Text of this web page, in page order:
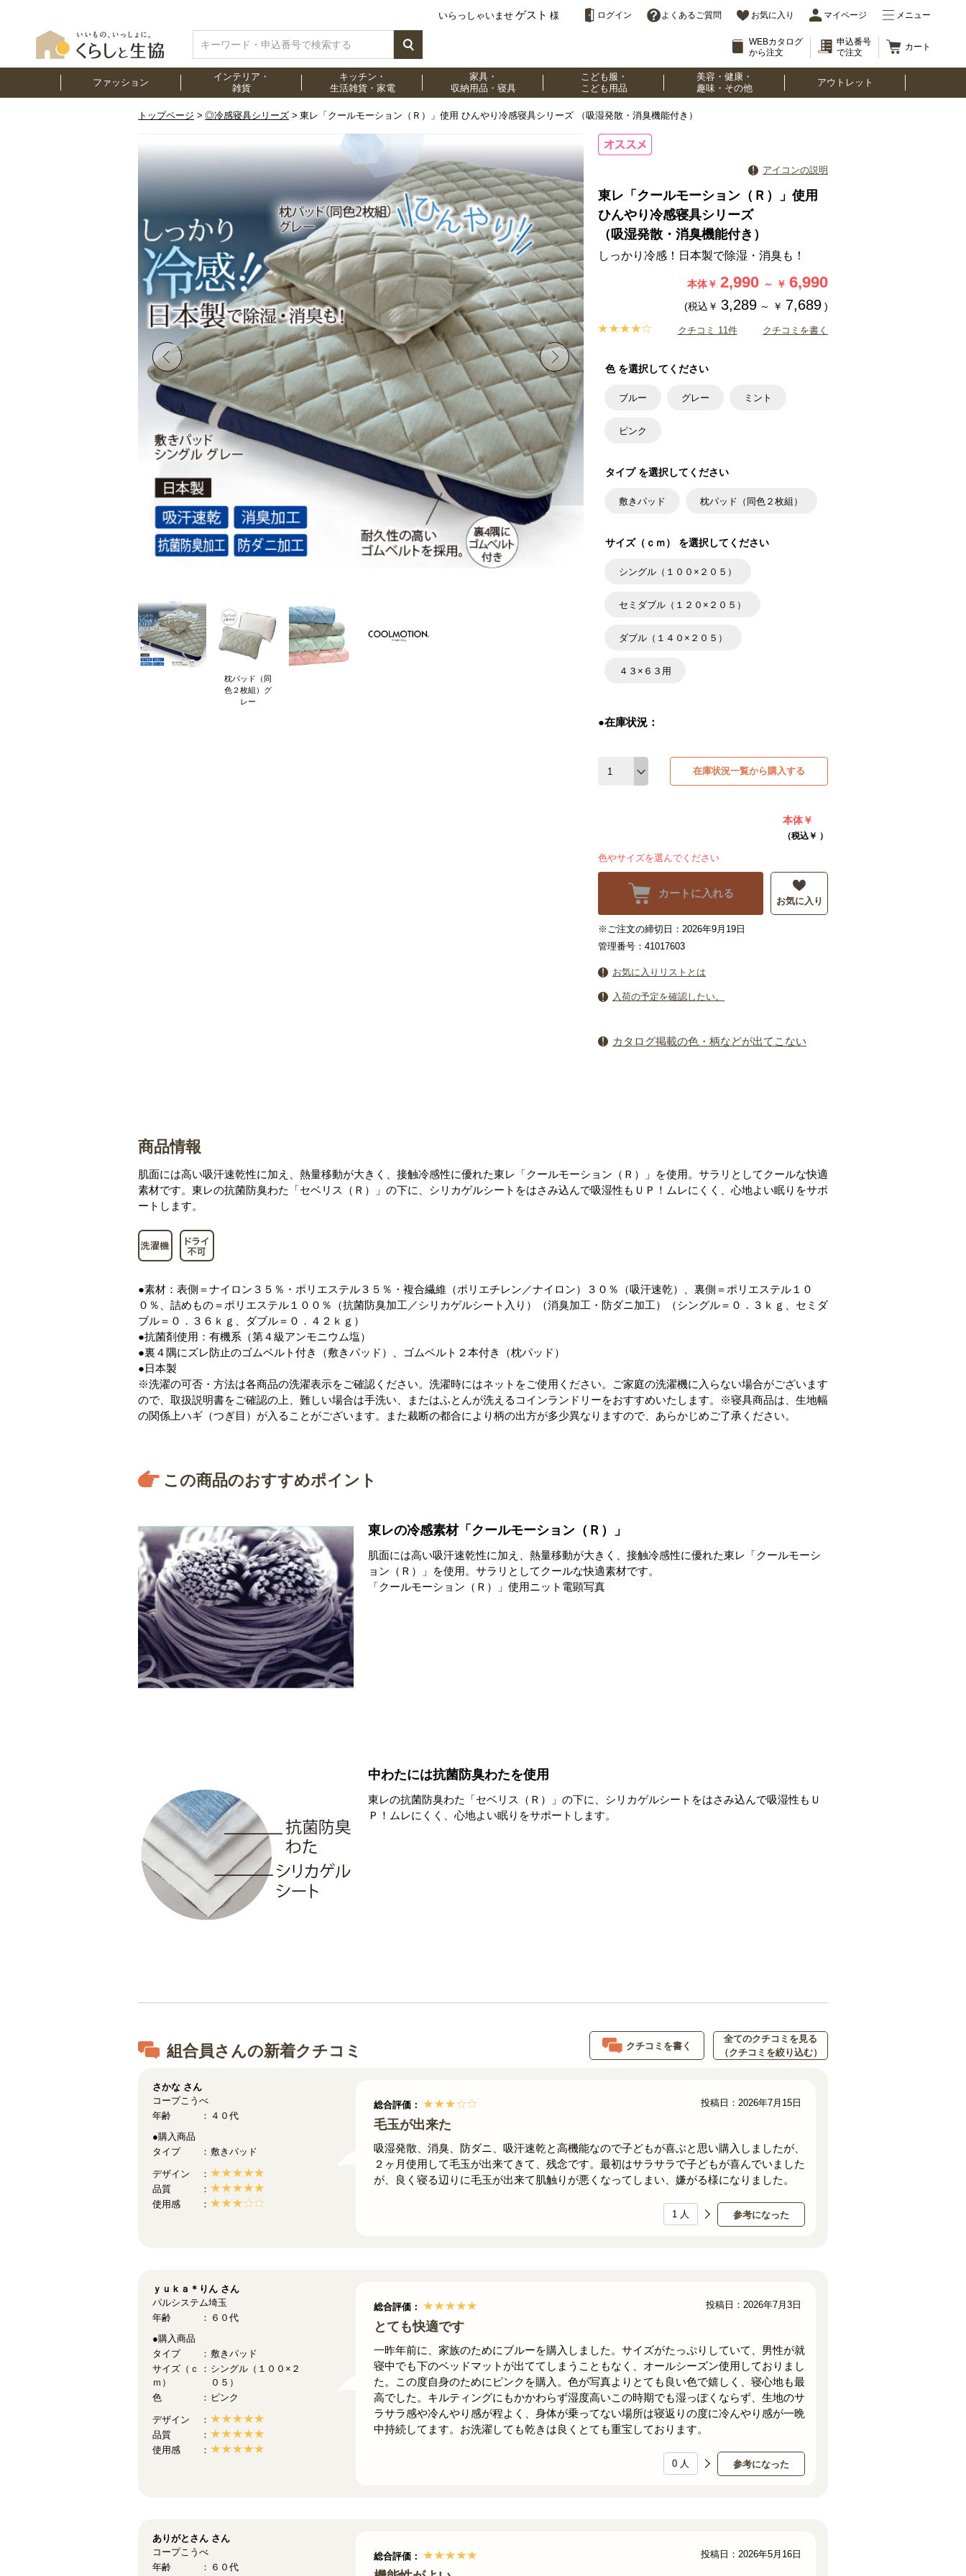
いらっしゃいませ ゲスト 様 ログイン よくあるご質問 お気に入り マイページ メニュー
WEBカタログ
から注文
申込番号
で注文
カート
ファッション
インテリア・
雑貨
キッチン・
生活雑貨・家電
家具・
収納用品・寝具
こども服・
こども用品
美容・健康・
趣味・その他
アウトレット
トップページ ◎冷感寝具シリーズ 東レ「クールモーション（Ｒ）」使用 ひんやり冷感寝具シリーズ （吸湿発散・消臭機能付き）
枕パッド（同
色２枚組）グ
レー
アイコンの説明
東レ「クールモーション（Ｒ）」使用
ひんやり冷感寝具シリーズ
（吸湿発散・消臭機能付き）
しっかり冷感！日本製で除湿・消臭も！
本体￥ 2,990 ～ ￥ 6,990
(税込￥ 3,289 ～ ￥ 7,689 )
クチコミ 11件 クチコミを書く
色 を選択してください
ブルー グレー ミント
ピンク
タイプ を選択してください
敷きパッド 枕パッド（同色２枚組）
サイズ（ｃｍ） を選択してください
シングル（１００×２０５）
セミダブル（１２０×２０５）
ダブル（１４０×２０５）
４３×６３用
●在庫状況：
在庫状況一覧から購入する
本体￥
（税込￥ ）
色やサイズを選んでください
カートに入れる
お気に入り
※ご注文の締切日：2026年9月19日
管理番号：41017603
お気に入りリストとは
入荷の予定を確認したい。
カタログ掲載の色・柄などが出てこない
商品情報
肌面には高い吸汗速乾性に加え、熱量移動が大きく、接触冷感性に優れた東レ「クールモーション（Ｒ）」を使用。サラリとしてクールな快適
素材です。東レの抗菌防臭わた「セベリス（Ｒ）」の下に、シリカゲルシートをはさみ込んで吸湿性もＵＰ！ムレにくく、心地よい眠りをサポ
ートします。
●素材：表側＝ナイロン３５％・ポリエステル３５％・複合繊維（ポリエチレン／ナイロン）３０％（吸汗速乾）、裏側＝ポリエステル１０
０％、詰めもの＝ポリエステル１００％（抗菌防臭加工／シリカゲルシート入り）（消臭加工・防ダニ加工）（シングル＝０．３ｋｇ、セミダ
ブル＝０．３６ｋｇ、ダブル＝０．４２ｋｇ）
●抗菌剤使用：有機系（第４級アンモニウム塩）
●裏４隅にズレ防止のゴムベルト付き（敷きパッド）、ゴムベルト２本付き（枕パッド）
●日本製
※洗濯の可否・方法は各商品の洗濯表示をご確認ください。洗濯時にはネットをご使用ください。ご家庭の洗濯機に入らない場合がございます
ので、取扱説明書をご確認の上、難しい場合は手洗い、またはふとんが洗えるコインランドリーをおすすめいたします。※寝具商品は、生地幅
の関係上ハギ（つぎ目）が入ることがございます。また裁断の都合により柄の出方が多少異なりますので、あらかじめご了承ください。
この商品のおすすめポイント
東レの冷感素材「クールモーション（Ｒ）」
肌面には高い吸汗速乾性に加え、熱量移動が大きく、接触冷感性に優れた東レ「クールモーシ
ョン（Ｒ）」を使用。サラリとしてクールな快適素材です。
「クールモーション（Ｒ）」使用ニット電顕写真
中わたには抗菌防臭わたを使用
東レの抗菌防臭わた「セベリス（Ｒ）」の下に、シリカゲルシートをはさみ込んで吸湿性もＵ
Ｐ！ムレにくく、心地よい眠りをサポートします。
組合員さんの新着クチコミ クチコミを書く
全てのクチコミを見る
（クチコミを絞り込む）
総合評価：
毛玉が出来た
吸湿発散、消臭、防ダニ、吸汗速乾と高機能なので子どもが喜ぶと思い購入しましたが、
２ヶ月使用して毛玉が出来てきて、残念です。最初はサラサラで子どもが喜んでいました
が、良く寝る辺りに毛玉が出来て肌触りが悪くなってしまい、嫌がる様になりました。
参考になった
1 人
投稿日：2026年7月15日
さかな さん
コープこうべ
年齢
４０代
●購入商品
タイプ
敷きパッド
デザイン
品質
使用感
総合評価：
とても快適です
一昨年前に、家族のためにブルーを購入しました。サイズがたっぷりしていて、男性が就
寝中でも下のベッドマットが出ててしまうこともなく、オールシーズン使用しておりまし
た。この度自身のためにピンクを購入。色が写真よりとても良い色で嬉しく、寝心地も最
高でした。キルティングにもかかわらず湿度高いこの時期でも湿っぽくならず、生地のサ
ラサラ感や冷んやり感が程よく、身体が乗ってない場所は寝返りの度に冷んやり感が一晩
中持続してます。お洗濯しても乾きは良くとても重宝しております。
参考になった
0 人
投稿日：2026年7月3日
ｙｕｋａ＊りん さん
パルシステム埼玉
年齢
６０代
●購入商品
タイプ
敷きパッド
サイズ（ｃ
ｍ）
シングル（１００×２
０５）
色
ピンク
デザイン
品質
使用感
総合評価： 投稿日：2026年5月16日
ありがとさん さん
コープこうべ
年齢
６０代